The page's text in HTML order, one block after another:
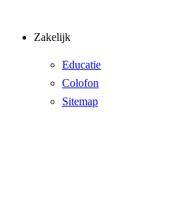
Zakelijk
Educatie
Colofon
Sitemap